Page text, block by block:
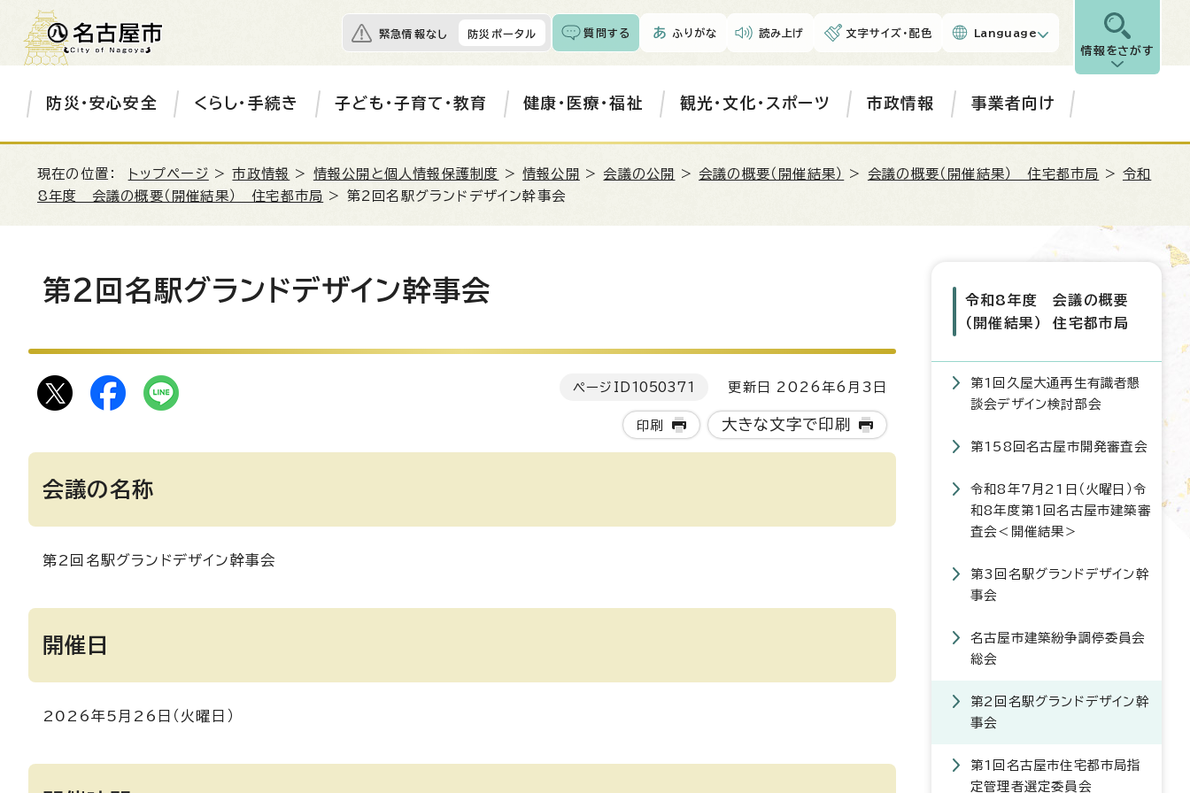
緊急情報なし 防災ポータル 質問する ふりがな 読み上げ 文字サイズ・配色 Language
情報をさがす
防災・安心安全 くらし・手続き 子ども・子育て・教育 健康・医療・福祉 観光・文化・スポーツ 市政情報 事業者向け
現在の位置： トップページ >市政情報 > 情報公開と個人情報保護制度 >情報公開 > 会議の公開 > 会議の概要（開催結果） > 会議の概要（開催結果） 住宅都市局 > 令和
8年度 会議の概要（開催結果） 住宅都市局 > 第2回名駅グランドデザイン幹事会
第2回名駅グランドデザイン幹事会
ページID 1050371 更新日 2026年6月3日
印刷 大きな文字で印刷
会議の名称
第2回名駅グランドデザイン幹事会
開催日
2026年5月26日（火曜日）
令和8年度 会議の概要
（開催結果） 住宅都市局
第1回久屋大通再生有識者懇
談会デザイン検討部会
第158回名古屋市開発審査会
令和8年7月21日（火曜日）令
和8年度第1回名古屋市建築審
査会＜開催結果＞
第3回名駅グランドデザイン幹
事会
名古屋市建築紛争調停委員会
総会
第2回名駅グランドデザイン幹
事会
第1回名古屋市住宅都市局指
定管理者選定委員会